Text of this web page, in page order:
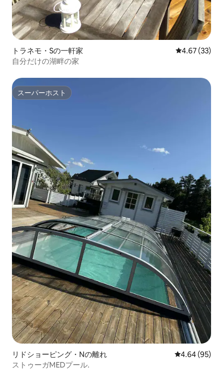
トラネモ・Sの一軒家 レビュー33
4.67 (33)
自分だけの湖畔の家
スーパーホスト
スーパーホスト
リドショーピング・Nの離れ レビュー95
4.64 (95)
ストゥーガMEDプール.